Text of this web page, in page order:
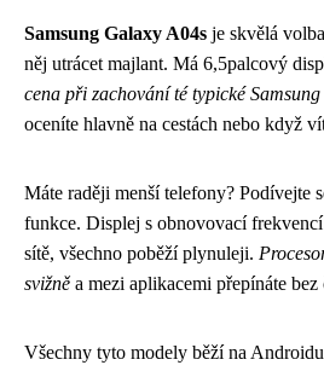
Samsung Galaxy A04s je skvělá
něj utrácet majlant. Má 6,5palcový
cena při zachování té typické
oceníte hlavně na cestách nebo když
Máte raději menší telefony? Podívejte
funkce. Displej s obnovovací
sítě, všechno poběží plynuleji.
svižně a mezi aplikacemi přepínáte bez
Všechny tyto modely běží na